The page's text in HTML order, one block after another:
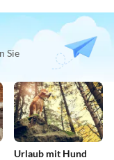
Sie
Urlaub mit Hund